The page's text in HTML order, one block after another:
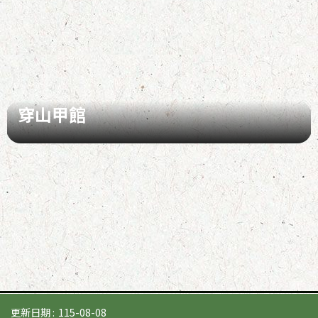
穿山甲館
更新日期 115-08-08